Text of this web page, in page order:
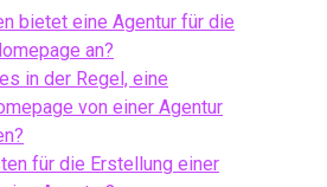
bietet eine Agentur für die
an?
in der Regel, eine
von einer Agentur
für die Erstellung einer